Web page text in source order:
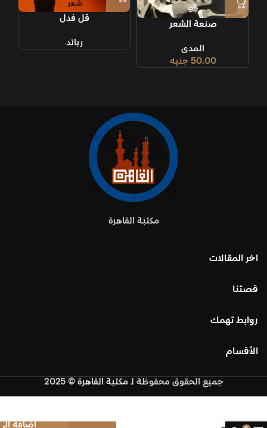
صنعة الشعر
المدى
50.00 جنيه
قل فدل
ربائد
مكتبة القاهرة
اخر المقالات
قصتنا
روابط تهمك
الأقسام
جميع الحقوق محفوظة لـمكتبة القاهرة © 2025
إضافة